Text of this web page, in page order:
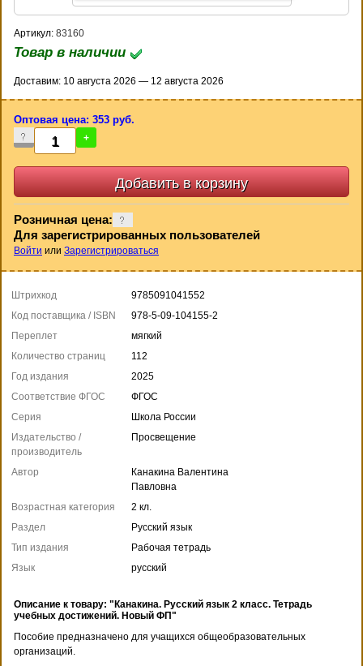
Артикул: 83160
Товар в наличии
Доставим: 10 августа 2026 — 12 августа 2026
Оптовая цена: 353 руб.
- +
Розничная цена:
Для зарегистрированных пользователей
Войти или Зарегистрироваться
Штрихкод
9785091041552
Код поставщика / ISBN
978-5-09-104155-2
Переплет
мягкий
Количество страниц
112
Год издания
2025
Соответствие ФГОС
ФГОС
Серия
Школа России
Издательство /
производитель
Просвещение
Автор
Канакина Валентина
Павловна
Возрастная категория
2 кл.
Раздел
Русский язык
Тип издания
Рабочая тетрадь
Язык
русский
Описание к товару: "Канакина. Русский язык 2 класс. Тетрадь
учебных достижений. Новый ФП"
Пособие предназначено для учащихся общеобразовательных
организаций.